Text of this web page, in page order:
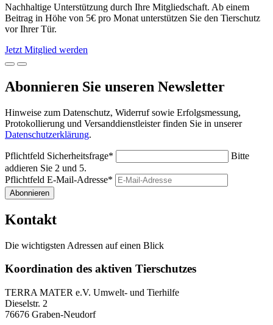
Nachhaltige Unterstützung durch Ihre Mitgliedschaft. Ab einem
Beitrag in Höhe von 5€ pro Monat unterstützen Sie den Tierschutz
vor Ihrer Tür.
Jetzt Mitglied werden
Abonnieren Sie unseren Newsletter
Hinweise zum Datenschutz, Widerruf sowie Erfolgsmessung,
Protokollierung und Versanddienstleister finden Sie in unserer
Datenschutzerklärung.
Pflichtfeld Sicherheitsfrage*
Bitte
addieren Sie 2 und 5.
Pflichtfeld E-Mail-Adresse*
Abonnieren
Kontakt
Die wichtigsten Adressen auf einen Blick
Koordination des aktiven Tierschutzes
TERRA MATER e.V. Umwelt- und Tierhilfe
Dieselstr. 2
76676 Graben-Neudorf